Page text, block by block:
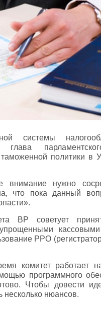
системы
политики в
внимание нужно
что пока данный
ВР советует
кассовыми
РРО
комитет работает
программного
Чтобы довести
несколько нюансов.